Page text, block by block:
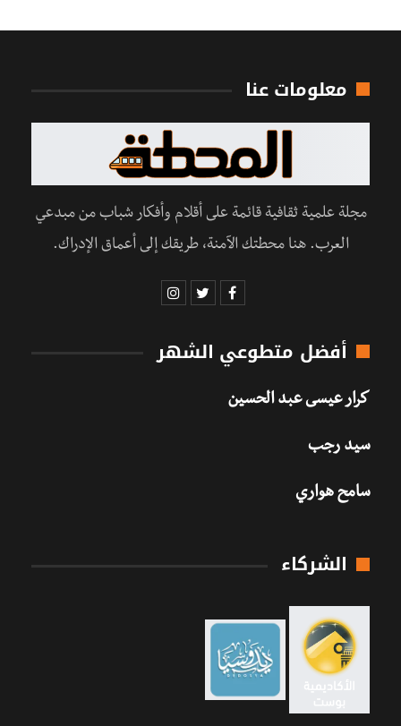
معلومات عنا
مجلة علمية ثقافية قائمة على أقلام وأفكار شباب من مبدعي
العرب. هنا محطتك الآمنة، طريقك إلى أعماق الإدراك.
أفضل متطوعي الشهر
كرار عيسى عبد الحسين
سيد رجب
سامح هواري
الشركاء